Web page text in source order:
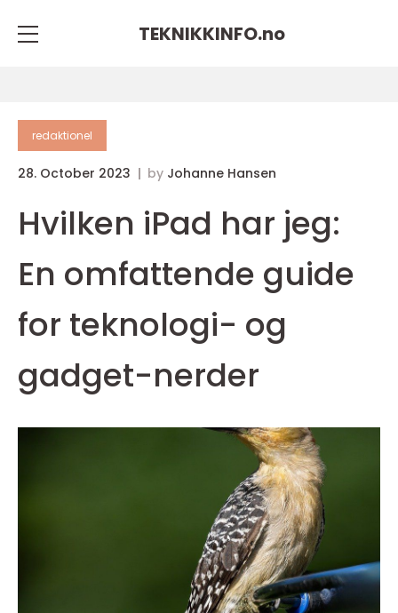
TEKNIKKINFO.no
redaktionel
28. October 2023 by Johanne Hansen
Hvilken iPad har jeg:
En omfattende guide
for teknologi- og
gadget-nerder